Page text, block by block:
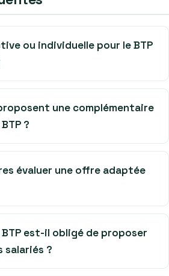
ou individuelle pour le BTP
une complémentaire
?
évaluer une offre adaptée
BTP est-il obligé de proposer
salariés ?